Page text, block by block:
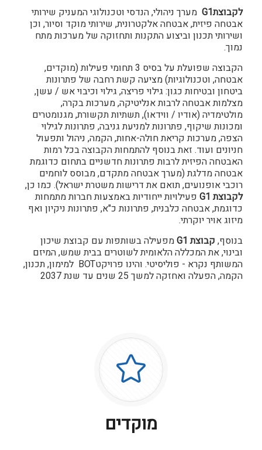
לקבוצתG1 מערך ניהולי, הנדסי וטכנולוגי המעניק שירותי
אבטחה פיזית, אבטחה אלקטרונית, שירותי מוקד וסיור, וכן
ושירותי תכנון וביצוע התקנות ותחזוקה של מערכות מתח
נמוך.
הקבוצה שפועלת על בסיס 3 תחומי פעילות (מוקדים,
אבטחה, וטכנולוגיות) מציעה קשת רחבה של פתרונות
ביטחון ובטיחות כגון: גילוי פריצה, גילוי וכיבוי אש / עשן,
מצלמות אבטחה לרבות אנליטיקה, מערכות בקרה,
מולטימדיה (אודיו / ווידאו), תשתיות תקשורת, מגנומטרים
ומכונות שיקוף, פתרונות למניעת גניבה, פתרונות לגילוי
הצפה, מערכות קריאת חולה-אחות, הקמה, ניהול ותפעול
חניונים ועוד. זאת בנוסף להתמחות הקבוצה בכל רמות
האבטחה הפיזית לרבות פתרונות חדשניים בתחום כדוגמת
אבטחה מדלגת (מערך אבטחה מתקדם, מבוסס לוחמים
רוכבי אופנועים, תואם את דרישות משטרת ישראל). כמו כן,
לקבוצת G1 פעילויות ייחודיות באמצעות חברות מתמחות
כדוגמת, אבטחה כלבנית, פתרונות כ"א, פתרונות ניקיון ואף
מיזוג אויר יוקרתי.
בנוסף, קבוצת G1מפעילה בשותפות עם קבוצת שיכון
ובינוי, את המכללה הלאומית לשוטרים בבית שמש, המיזם
המשותף נקרא - פוליסיטי. והינו פרויקטBOT למימון, תכנון,
הקמה, הפעלה ואחזקה למשך 25 שנים עד שנת 2037
מוקדים